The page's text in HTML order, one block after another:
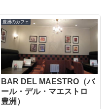
豊洲のカフェ
BAR DEL MAESTRO（バ
ール・デル・マエストロ
豊洲）